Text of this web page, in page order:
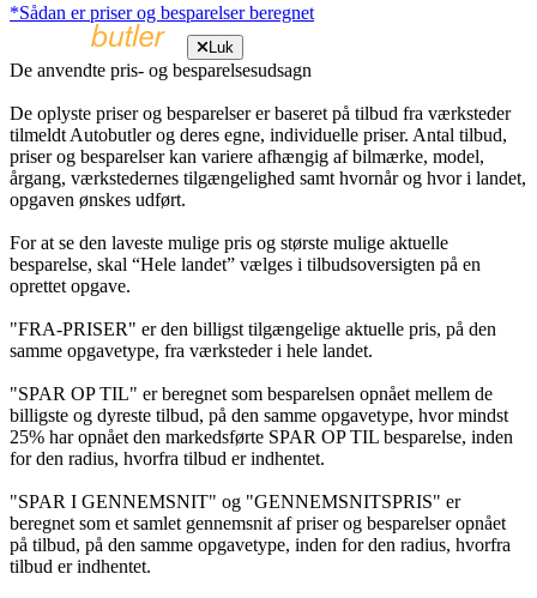
*Sådan er priser og besparelser beregnet
Luk
De anvendte pris- og besparelsesudsagn
De oplyste priser og besparelser er baseret på tilbud fra værksteder
tilmeldt Autobutler og deres egne, individuelle priser. Antal tilbud,
priser og besparelser kan variere afhængig af bilmærke, model,
årgang, værkstedernes tilgængelighed samt hvornår og hvor i landet,
opgaven ønskes udført.
For at se den laveste mulige pris og største mulige aktuelle
besparelse, skal “Hele landet” vælges i tilbudsoversigten på en
oprettet opgave.
"FRA-PRISER" er den billigst tilgængelige aktuelle pris, på den
samme opgavetype, fra værksteder i hele landet.
"SPAR OP TIL" er beregnet som besparelsen opnået mellem de
billigste og dyreste tilbud, på den samme opgavetype, hvor mindst
25% har opnået den markedsførte SPAR OP TIL besparelse, inden
for den radius, hvorfra tilbud er indhentet.
"SPAR I GENNEMSNIT" og "GENNEMSNITSPRIS" er
beregnet som et samlet gennemsnit af priser og besparelser opnået
på tilbud, på den samme opgavetype, inden for den radius, hvorfra
tilbud er indhentet.